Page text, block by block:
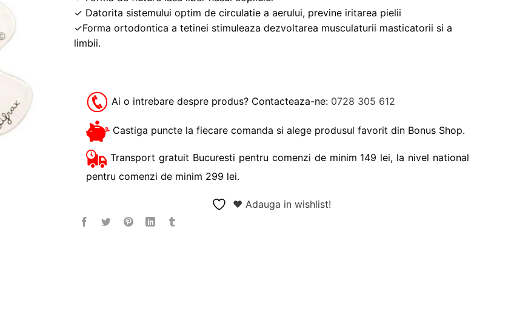
✓ Datorita sistemului optim de circulatie a aerului, previne iritarea pielii
✓Forma ortodontica a tetinei stimuleaza dezvoltarea musculaturii masticatorii si a
limbii.
Ai o intrebare despre produs? Contacteaza-ne: 0728 305 612
Castiga puncte la fiecare comanda si alege produsul favorit din Bonus Shop.
Transport gratuit Bucuresti pentru comenzi de minim 149 lei, la nivel national
pentru comenzi de minim 299 lei.
❤ Adauga in wishlist!